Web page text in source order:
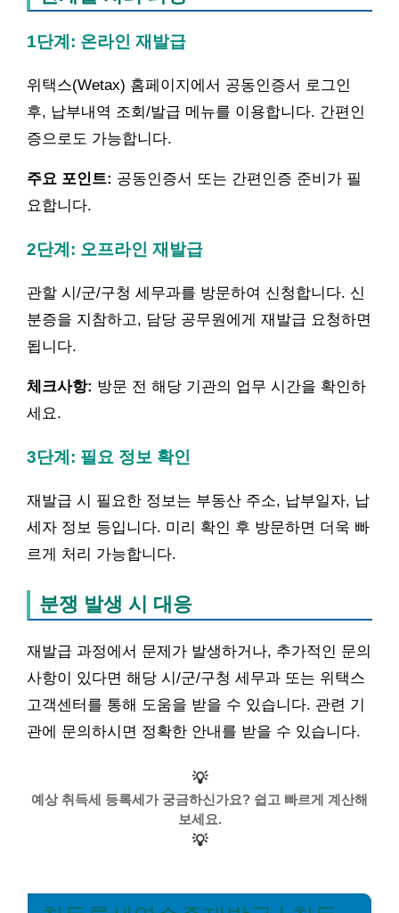
1단계: 온라인 재발급
위택스(Wetax) 홈페이지에서 공동인증서 로그인
후, 납부내역 조회/발급 메뉴를 이용합니다. 간편인
증으로도 가능합니다.
주요 포인트: 공동인증서 또는 간편인증 준비가 필
요합니다.
2단계: 오프라인 재발급
관할 시/군/구청 세무과를 방문하여 신청합니다. 신
분증을 지참하고, 담당 공무원에게 재발급 요청하면
됩니다.
체크사항: 방문 전 해당 기관의 업무 시간을 확인하
세요.
3단계: 필요 정보 확인
재발급 시 필요한 정보는 부동산 주소, 납부일자, 납
세자 정보 등입니다. 미리 확인 후 방문하면 더욱 빠
르게 처리 가능합니다.
분쟁 발생 시 대응
재발급 과정에서 문제가 발생하거나, 추가적인 문의
사항이 있다면 해당 시/군/구청 세무과 또는 위택스
고객센터를 통해 도움을 받을 수 있습니다. 관련 기
관에 문의하시면 정확한 안내를 받을 수 있습니다.
💡
예상 취득세 등록세가 궁금하신가요? 쉽고 빠르게 계산해
보세요.
💡